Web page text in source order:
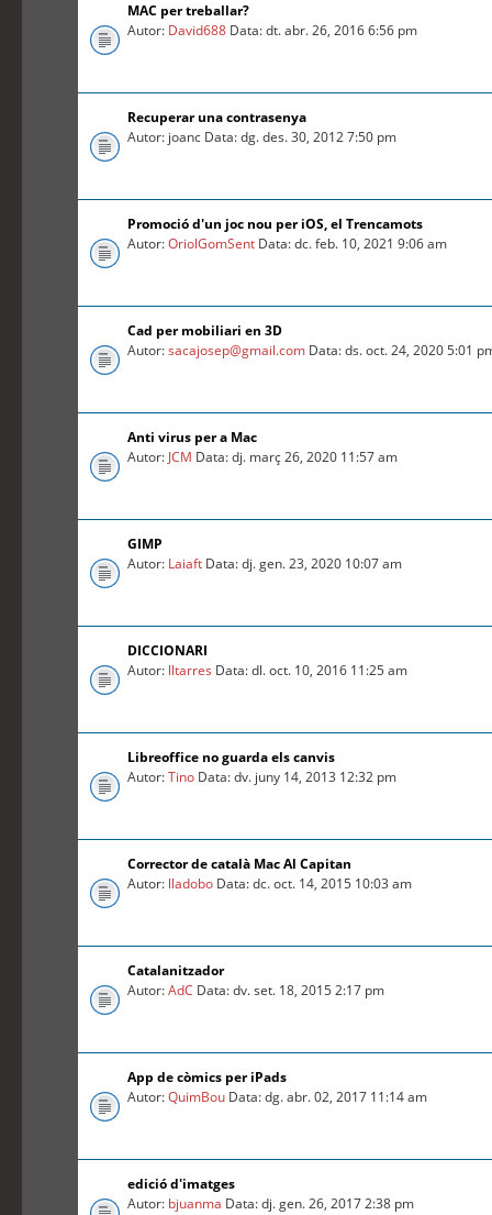
MAC per treballar?
Autor: David688 Data: dt. abr. 26, 2016 6:56 pm
Recuperar una contrasenya
Autor: joanc Data: dg. des. 30, 2012 7:50 pm
Promoció d'un joc nou per iOS, el Trencamots
Autor:OriolGomSent Data: dc. feb. 10, 2021 9:06 am
Cad per mobiliari en 3D
Autor:sacajosep@gmail.com Data: ds. oct. 24, 2020 5:01
Anti virus per a Mac
Autor: JCM Data: dj. març 26, 2020 11:57 am
GIMP
Autor: Laiaft Data: dj. gen. 23, 2020 10:07 am
DICCIONARI
Autor: lltarres Data: dl. oct. 10, 2016 11:25 am
Libreoffice no guarda els canvis
Autor:Tino Data: dv. juny 14, 2013 12:32 pm
Corrector de català Mac Al Capitan
Autor: lladobo Data: dc. oct. 14, 2015 10:03 am
Catalanitzador
Autor:AdC Data: dv. set. 18, 2015 2:17 pm
App de còmics per iPads
Autor:QuimBou Data: dg. abr. 02, 2017 11:14 am
edició d'imatges
Autor: bjuanma Data: dj. gen. 26, 2017 2:38 pm